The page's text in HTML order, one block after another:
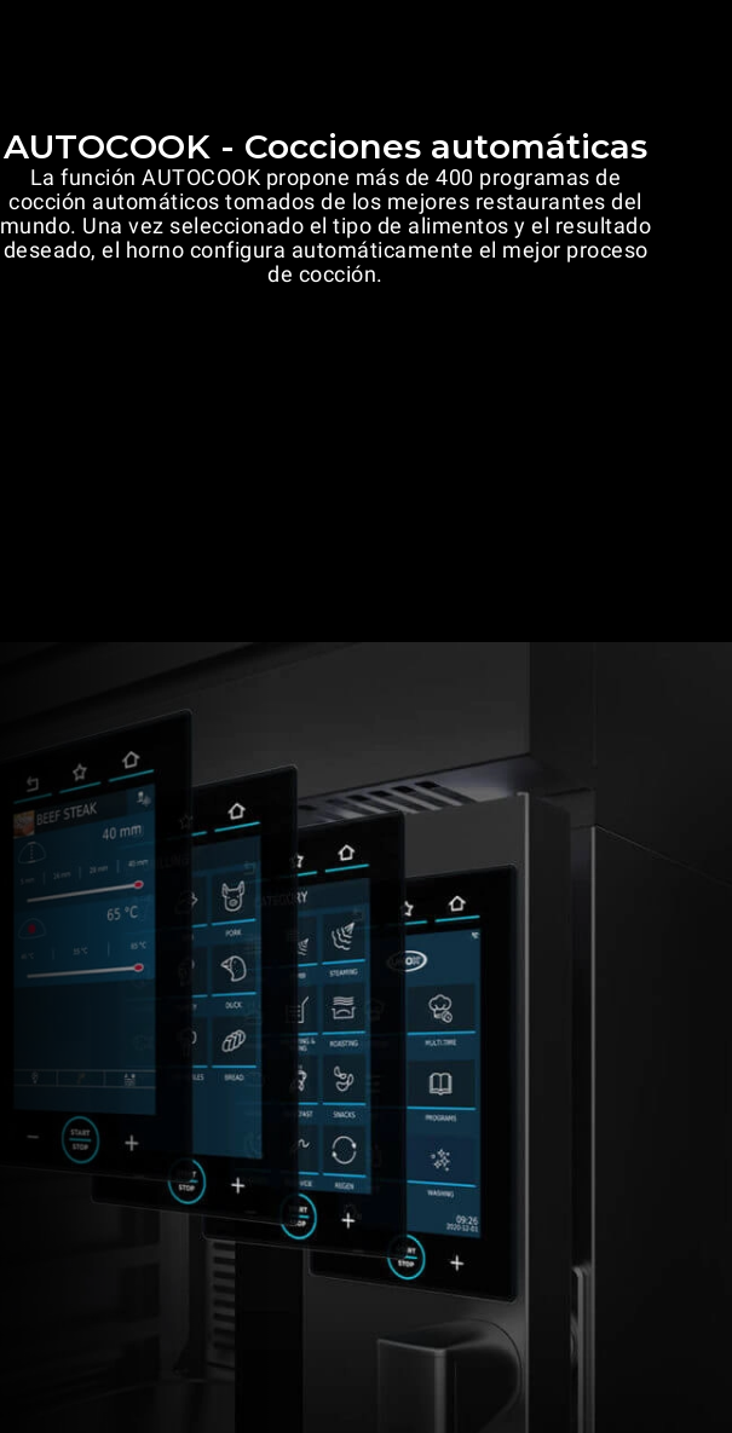
AUTOCOOK - Cocciones automáticas
La función AUTOCOOK propone más de 400 programas de
cocción automáticos tomados de los mejores restaurantes del
mundo. Una vez seleccionado el tipo de alimentos y el resultado
deseado, el horno configura automáticamente el mejor proceso
de cocción.